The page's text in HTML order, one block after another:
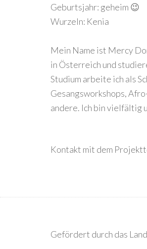
Geburtsjahr: geheim 😉
Wurzeln: Kenia
Mein Name ist Mercy
in Österreich und
Studium arbeite ich als
Gesangsworkshops,
andere. Ich bin vielfältig
Kontakt mit dem
Gefördert durch das